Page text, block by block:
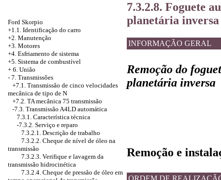
Ford Skorpio
+1.1. Identificação do carro
+2. Manutenção
+3. Motores
+4. Esfriamento de sistema
+5. Sistema de combustível
+ 6. União
- 7. Transmissões
+7.1. Transmissão de cinco velocidades
mecânica de tipo de N
+7.2. TA mecânica 75 transmissão
-7.3. Transmissão A4LD automática
7.3.1. Característica técnica
-7.3.2. Serviço e reparo
7.3.2.1. Descrição de trabalho
7.3.2.2. Cheque de nível de óleo na
transmissão
7.3.2.3. Verifique e lavagem da
transmissão hidrocinética
7.3.2.4. Cheque de pressão de óleo em
7.3.2.8. Foguete
planetária inversa
INFORMAÇÃO GERAL
Remoção do
planetária inversa
Remoção e